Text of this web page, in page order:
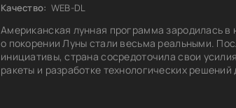
Качество: WEB-DL
Американская лунная программа зародилась в
о покорении Луны стали весьма реальными.
инициативы, страна сосредоточила свои
ракеты и разработке технологических